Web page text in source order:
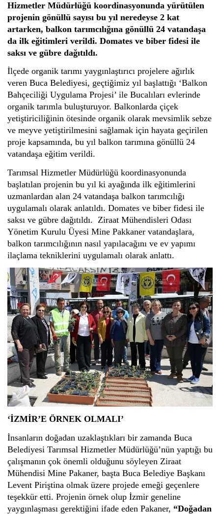
Hizmetler Müdürlüğü koordinasyonunda yürütülen
projenin gönüllü sayısı bu yıl neredeyse 2 kat
artarken, balkon tarımcılığına gönüllü 24 vatandaşa
da ilk eğitimleri verildi. Domates ve biber fidesi ile
saksı ve gübre dağıtıldı.
İlçede organik tarımı yaygınlaştırıcı projelere ağırlık
veren Buca Belediyesi, geçtiğimiz yıl başlattığı ‘Balkon
Bahçeciliği Uygulama Projesi’ ile Bucalıları evlerinde
organik tarımla buluşturuyor. Balkonlarda çiçek
yetiştiriciliğinin ötesinde organik olarak mevsimlik sebze
ve meyve yetiştirilmesini sağlamak için hayata geçirilen
proje kapsamında, bu yıl balkon tarımına gönüllü 24
vatandaşa eğitim verildi.
Tarımsal Hizmetler Müdürlüğü koordinasyonunda
başlatılan projenin bu yıl ki ayağında ilk eğitimlerini
uzmanlardan alan 24 vatandaşa balkon tarımcılığı
uygulamalı olarak anlatıldı. Domates ve biber fidesi ile
saksı ve gübre dağıtıldı.  Ziraat Mühendisleri Odası
Yönetim Kurulu Üyesi Mine Pakkaner vatandaşlara,
balkon tarımcılığının nasıl yapılacağını ve ev yapımı
ilaçlama tekniklerini uygulamalı olarak anlattı.
‘İZMİR’E ÖRNEK OLMALI’
İnsanların doğadan uzaklaştıkları bir zamanda Buca
Belediyesi Tarımsal Hizmetler Müdürlüğü’nün yaptığı bu
çalışmanın çok önemli olduğunu söyleyen Ziraat
Mühendisi Mine Pakaner, başta Buca Belediye Başkanı
Levent Piriştina olmak üzere projede emeği geçenlere
teşekkür etti. Projenin örnek olup İzmir geneline
yaygınlaşması gerektiğini ifade eden Pakaner, “Doğadan